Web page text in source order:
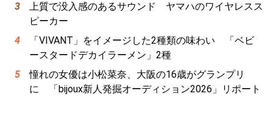
上質で没入感のあるサウンド ヤマハのワイヤレスス
ピーカー
「VIVANT」をイメージした2種類の味わい 「ベビ
ースタードデカイラーメン」2種
憧れの女優は小松菜奈、大阪の16歳がグランプリ
に 「bijoux新人発掘オーディション2026」リポート